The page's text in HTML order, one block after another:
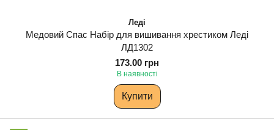
Леді
Медовий Спас Набір для вишивання хрестиком Леді
ЛД1302
173.00 грн
В наявності
Купити